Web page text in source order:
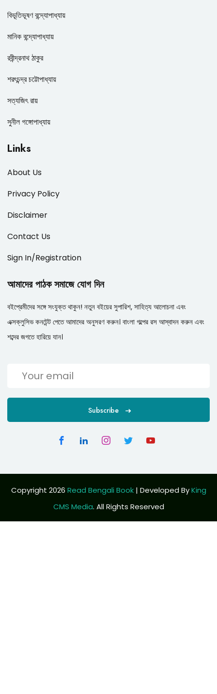
বিভূতিভূষণ বন্দ্যোপাধ্যায়
মানিক বন্দ্যোপাধ্যায়
রবীন্দ্রনাথ ঠাকুর
শরৎচন্দ্র চট্টোপাধ্যায়
সত্যজিৎ রায়
সুনীল গঙ্গোপাধ্যায়
Links
About Us
Privacy Policy
Disclaimer
Contact Us
Sign In/Registration
আমাদের পাঠক সমাজে যোগ দিন
বইপ্রেমীদের সঙ্গে সংযুক্ত থাকুন! নতুন বইয়ের সুপারিশ, সাহিত্য আলোচনা এবং
এক্সক্লুসিভ কনটেন্ট পেতে আমাদের অনুসরণ করুন। বাংলা গল্পের রস আস্বাদন করুন এবং
শব্দের জগতে হারিয়ে যান।
Subscribe
Copyright 2026 Read Bengali Book| Developed ByKing
CMS Media. All Rights Reserved